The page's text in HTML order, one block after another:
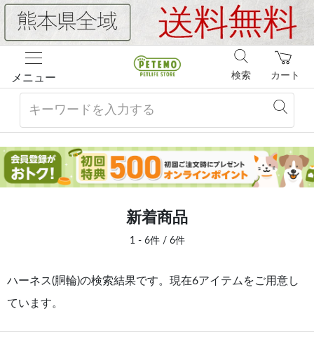
メニュー カート
検索
新着商品
1 - 6件 / 6件
ハーネス(胴輪)の検索結果です。現在6アイテムをご用意し
ています。